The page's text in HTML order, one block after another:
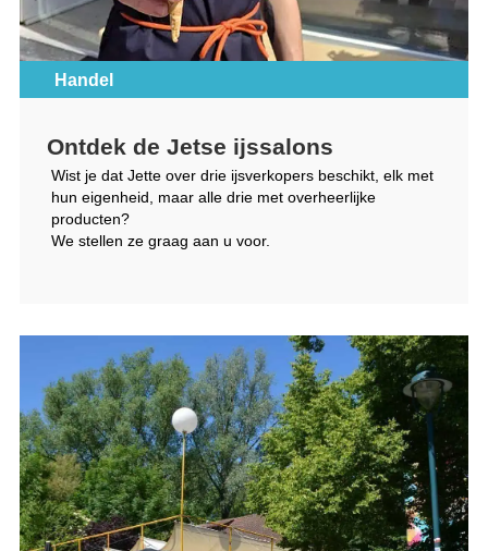
Handel
Ontdek de Jetse ijssalons
Wist je dat Jette over drie ijsverkopers beschikt, elk met
hun eigenheid, maar alle drie met overheerlijke
producten?
We stellen ze graag aan u voor.